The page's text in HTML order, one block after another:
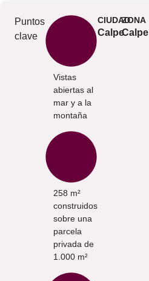
Puntos
clave
Vistas
abiertas al
mar y a la
montaña
258 m²
construidos
sobre una
parcela
privada de
1.000 m²
CIUDAD
Calpe
ZONA
Calpe